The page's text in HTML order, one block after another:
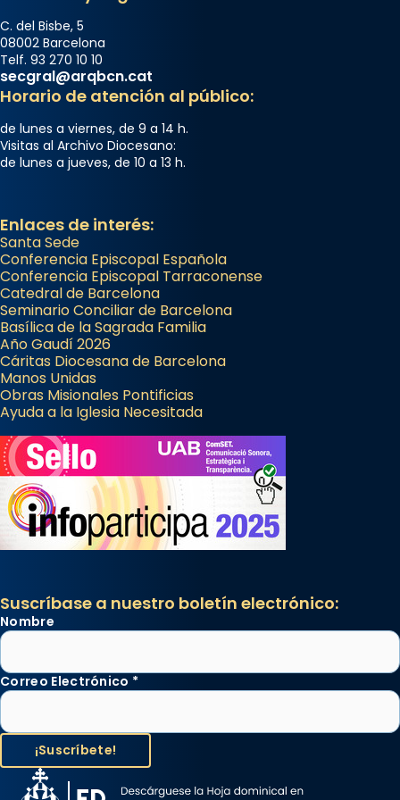
C. del Bisbe, 5
08002 Barcelona
Telf. 93 270 10 10
secgral@arqbcn.cat
Horario de atención al público:
de lunes a viernes, de 9 a 14 h.
Visitas al Archivo Diocesano:
de lunes a jueves, de 10 a 13 h.
Enlaces de interés:
Santa Sede
Conferencia Episcopal Española
Conferencia Episcopal Tarraconense
Catedral de Barcelona
Seminario Conciliar de Barcelona
Basílica de la Sagrada Familia
Año Gaudí 2026
Cáritas Diocesana de Barcelona
Manos Unidas
Obras Misionales Pontificias
Ayuda a la Iglesia Necesitada
Suscríbase a nuestro boletín electrónico:
Nombre
Correo Electrónico *